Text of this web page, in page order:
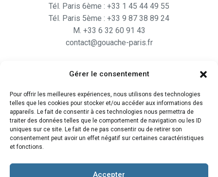
Gérer le consentement
Pour offrir les meilleures expériences, nous utilisons des technologies
telles que les cookies pour stocker et/ou accéder aux informations des
appareils. Le fait de consentir à ces technologies nous permettra de
traiter des données telles que le comportement de navigation ou les ID
uniques sur ce site. Le fait de ne pas consentir ou de retirer son
consentement peut avoir un effet négatif sur certaines caractéristiques
et fonctions.
Accepter
Tél. Paris 6ème : +33 1 45 44 49 55
Tél. Paris 5ème : +33 9 87 38 89 24
M. +33 6 32 60 91 43
contact@gouache-paris.fr
Ouvertdu lundi au Vendredi
de 9H30 à 19H
et le Samedi de 10H à 19H